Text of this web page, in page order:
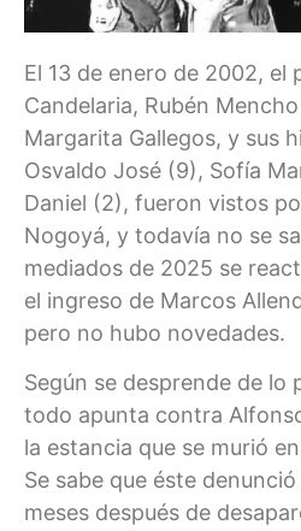
El 13 de enero de 2002, el
Candelaria, Rubén
Margarita Gallegos, y sus
Osvaldo José (9), Sofía
Daniel (2), fueron vistos
Nogoyá, y todavía no se
mediados de 2025 se
el ingreso de Marcos
pero no hubo novedades.
Según se desprende de lo
todo apunta contra
la estancia que se murió
Se sabe que éste
meses después de